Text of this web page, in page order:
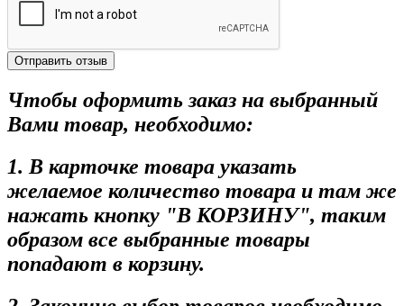
Отправить отзыв
Чтобы оформить заказ на выбранный
Вами товар, необходимо:
1. В карточке товара указать
желаемое количество товара и там же
нажать кнопку "В КОРЗИНУ", таким
образом все выбранные товары
попадают в корзину.